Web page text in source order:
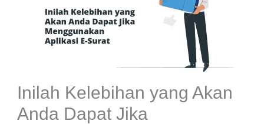
Inilah Kelebihan yang Akan
Anda Dapat Jika